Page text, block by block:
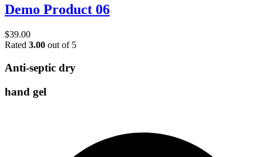
Demo Product 06
$39.00
Rated 3.00 out of 5
Anti-septic dry
hand gel